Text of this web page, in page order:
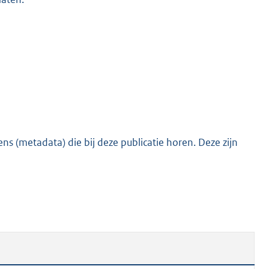
(metadata) die bij deze publicatie horen. Deze zijn